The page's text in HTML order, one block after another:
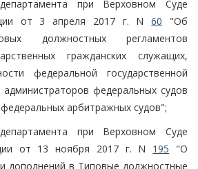
при Верховном Суде
от 3 апреля 2017 г. N60 "Об
должностных регламентов
гражданских служащих,
федеральной государственной
федеральных судов
арбитражных судов";
при Верховном Суде
от 13 ноября 2017 г. N 195 "О
дополнений в Типовые должностные